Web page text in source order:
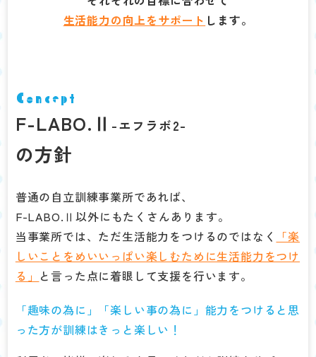
生活能力の向上をサポート します。
Concept
F-LABO.Ⅱ -エフラボ2-
の方針
普通の自立訓練事業所であれば、
F-LABO.Ⅱ以外にもたくさんあります。
当事業所では、ただ生活能力をつけるのではなく
「楽
しいことをめいいっぱい楽しむために生活能力をつけ
る」 と言った点に着眼して支援を行います。
「趣味の為に」「楽しい事の為に」能力をつけると思
った方が訓練はきっと楽しい！